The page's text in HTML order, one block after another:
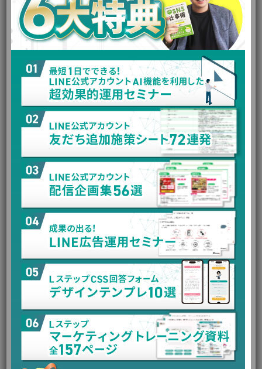
💡 コーチ・コンサルタント・インフ
ルエンサー
SNSからLINEに友だち登録してもらう
信頼関係を構築（ナーチャリング）し、まずは100円のフ
ロント教材
を販売して決済情報を取得する。
購入完了画面（アップセル）で、1万円のリアルセミナー
をワンタップでクイック決済してもらう。
セミナー当日にバックエンド（3ヶ月のコンサルなど）を
提案し、その場でスマホから決済完了。
3ヶ月後、コンサル契約を自動更新（サブスク課金）。
💡 美容室・サロン